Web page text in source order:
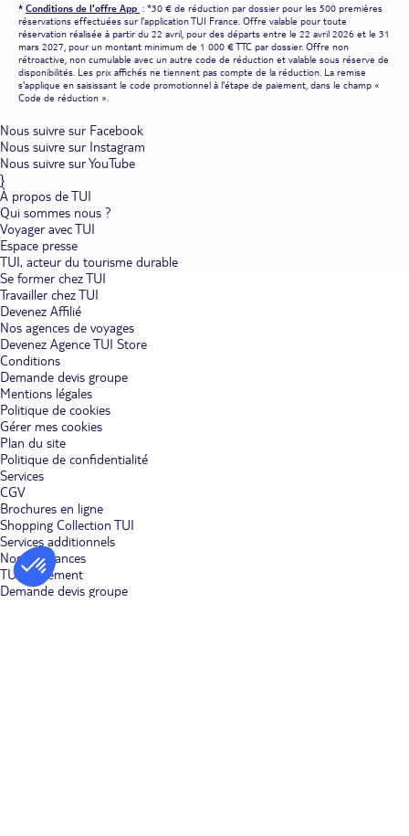
* Conditions de l'offre App : *30 € de réduction par dossier pour les 500 premières
réservations effectuées sur l'application TUI France. Offre valable pour toute
réservation réalisée à partir du 22 avril, pour des départs entre le 22 avril 2026 et le 31
mars 2027, pour un montant minimum de 1 000 € TTC par dossier. Offre non
rétroactive, non cumulable avec un autre code de réduction et valable sous réserve de
disponibilités. Les prix affichés ne tiennent pas compte de la réduction. La remise
s'applique en saisissant le code promotionnel à l'étape de paiement, dans le champ «
Code de réduction ».
Nous suivre sur Facebook
Nous suivre sur Instagram
Nous suivre sur YouTube
}
À propos de TUI
Qui sommes nous ?
Voyager avec TUI
Espace presse
TUI, acteur du tourisme durable
Se former chez TUI
Travailler chez TUI
Devenez Affilié
Nos agences de voyages
Devenez Agence TUI Store
Conditions
Demande devis groupe
Mentions légales
Politique de cookies
Gérer mes cookies
Plan du site
Politique de confidentialité
Services
CGV
Brochures en ligne
Shopping Collection TUI
Services additionnels
Nos assurances
TUI musement
Demande devis groupe